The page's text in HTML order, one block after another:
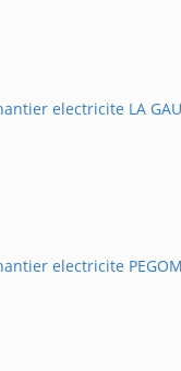
electricite LA
electricite